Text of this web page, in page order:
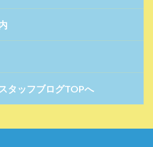
タッフブログTOPへ